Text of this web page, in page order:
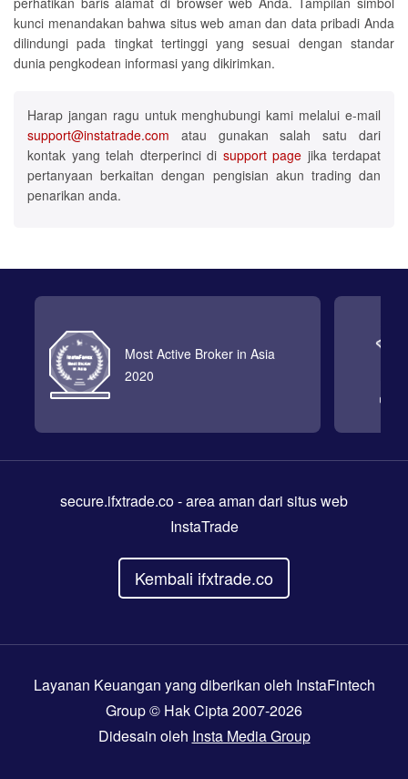
kunci menandakan bahwa situs web aman dan data pribadi Anda
dilindungi pada tingkat tertinggi yang sesuai dengan standar
dunia pengkodean informasi yang dikirimkan.
Harap jangan ragu untuk menghubungi kami melalui e-mail
support@instatrade.com atau gunakan salah satu dari
kontak yang telah dterperinci di support page jika terdapat
pertanyaan berkaitan dengan pengisian akun trading dan
penarikan anda.
Most Active Broker in Asia
2020
secure.ifxtrade.co- area aman dari situs web
InstaTrade
Kembali ifxtrade.co
Layanan Keuangan yang diberikan oleh InstaFintech
Group © Hak Cipta 2007-2026
Didesain oleh Insta Media Group